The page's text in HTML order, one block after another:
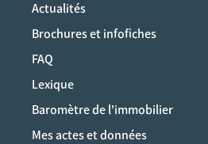
Actualités
Brochures et infofiches
FAQ
Lexique
Baromètre de l'immobilier
Mes actes et données